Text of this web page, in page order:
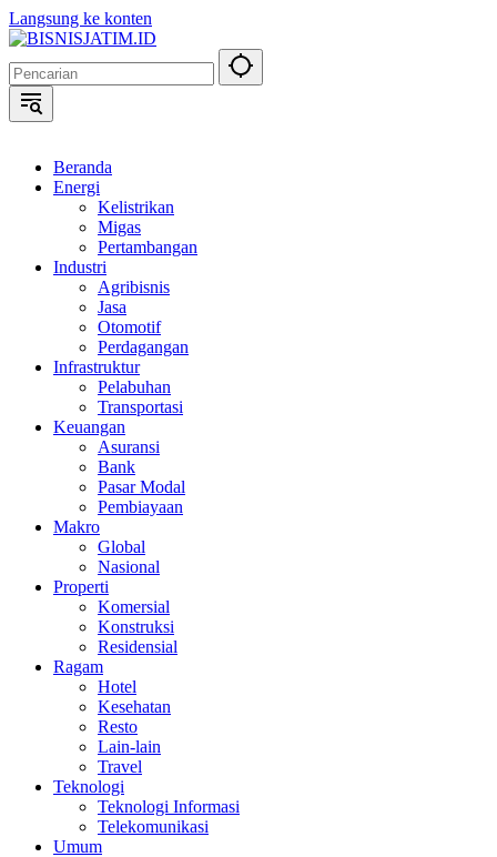
Langsung ke konten
Beranda
Energi
Kelistrikan
Migas
Pertambangan
Industri
Agribisnis
Jasa
Otomotif
Perdagangan
Infrastruktur
Pelabuhan
Transportasi
Keuangan
Asuransi
Bank
Pasar Modal
Pembiayaan
Makro
Global
Nasional
Properti
Komersial
Konstruksi
Residensial
Ragam
Hotel
Kesehatan
Resto
Lain-lain
Travel
Teknologi
Teknologi Informasi
Telekomunikasi
Umum